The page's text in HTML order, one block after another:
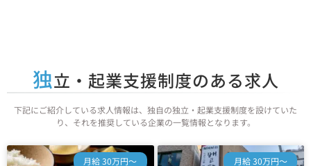
独立・起業支援制度のある求人
下記にご紹介している求人情報は、独自の独立・起業支援制度を設けていた
り、それを推奨している企業の一覧情報となります。
月給 30万円～ 月給 30万円～